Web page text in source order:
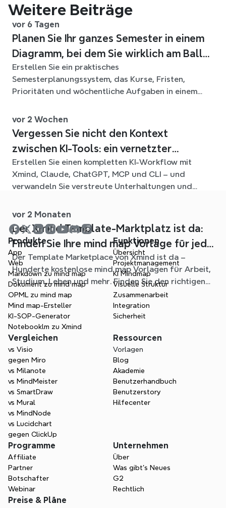
Weitere Beiträge
vor 6 Tagen
Planen Sie Ihr ganzes Semester in einem
Diagramm, bei dem Sie wirklich am Ball
bleiben
Erstellen Sie ein praktisches
Semesterplanungssystem, das Kurse, Fristen,
Prioritäten und wöchentliche Aufgaben in einem
verbindet.
vor 2 Wochen
Vergessen Sie nicht den Kontext
zwischen KI-Tools: ein vernetzter
Workflow mit Xmind
Erstellen Sie einen kompletten KI-Workflow mit
Xmind, Claude, ChatGPT, MCP und CLI – und
verwandeln Sie verstreute Unterhaltungen und
vor 2 Monaten
Der Xmind Template-Marktplatz ist da:
Finden Sie Ihre mind map Vorlage für jede
Situation
Der Template Marketplace von Xmind ist da –
Hunderte kostenlose mind map Vorlagen für Arbeit,
Studium, Leben und mehr. Finden Sie den richtigen
Einstieg und überspringen Sie das leere Blatt.
Produkte
App
Web
Markdown zu mind map
Dokument zu mind map
OPML zu mind map
Mind map-Ersteller
KI-SOP-Generator
Notebooklm zu Xmind
Funktionen
Übersicht
Projektmanagement
KI Mindmap
Visuelle Struktur
Zusammenarbeit
Integration
Sicherheit
Vergleichen
vs Visio
gegen Miro
vs Milanote
vs MindMeister
vs SmartDraw
vs Mural
vs MindNode
vs Lucidchart
gegen ClickUp
Ressourcen
Vorlagen
Blog
Akademie
Benutzerhandbuch
Benutzerstory
Hilfecenter
Programme
Affiliate
Partner
Botschafter
Webinar
Unternehmen
Über
Was gibt's Neues
G2
Rechtlich
Preise & Pläne